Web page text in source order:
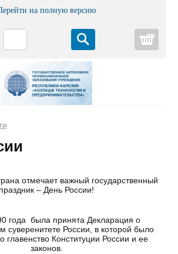
на полную версию
отмечает важный государственный
праздник – День России!
года была принята Декларация о
суверенитете России, в которой было
главенство Конституции России и ее
законов.